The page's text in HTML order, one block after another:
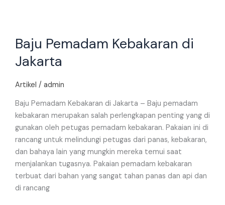
Baju Pemadam Kebakaran di
Jakarta
Artikel / admin
Baju Pemadam Kebakaran di Jakarta – Baju pemadam
kebakaran merupakan salah perlengkapan penting yang di
gunakan oleh petugas pemadam kebakaran. Pakaian ini di
rancang untuk melindungi petugas dari panas, kebakaran,
dan bahaya lain yang mungkin mereka temui saat
menjalankan tugasnya. Pakaian pemadam kebakaran
terbuat dari bahan yang sangat tahan panas dan api dan
di rancang
Pemadam
Kebakaran
di